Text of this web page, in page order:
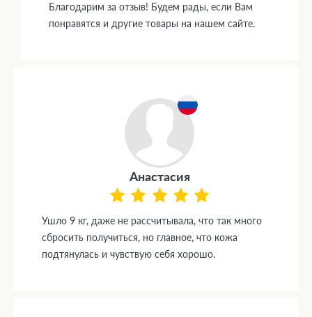
Благодарим за отзыв! Будем рады, если Вам
понравятся и другие товары на нашем сайте.
Анастасия
Ушло 9 кг, даже не рассчитывала, что так много
сбросить получиться, но главное, что кожа
подтянулась и чувствую себя хорошо.